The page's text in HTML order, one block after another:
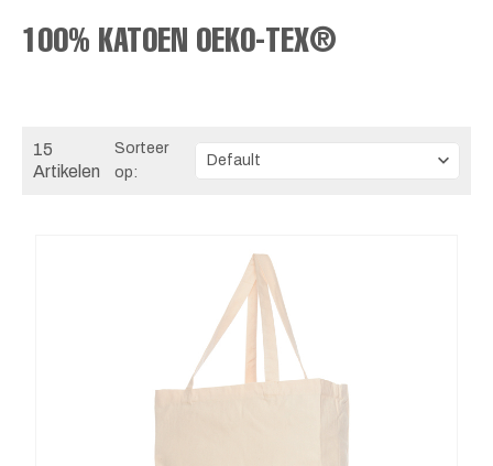
100% KATOEN OEKO-TEX®
15
Artikelen
Sorteer
op: